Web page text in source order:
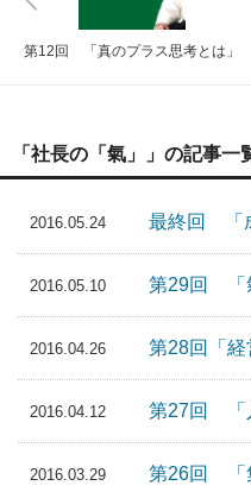
第12回 「真のプラス思考とは」
「社長の「氣」」の記事一
2016.05.24 最終回 「
2016.05.10 第29回 「
2016.04.26 第28回「経
2016.04.12 第27回 「
2016.03.29 第26回 「